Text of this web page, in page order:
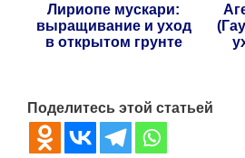
Лириопе мускари:
выращивание и уход
в открытом грунте
Поделитесь этой статьей